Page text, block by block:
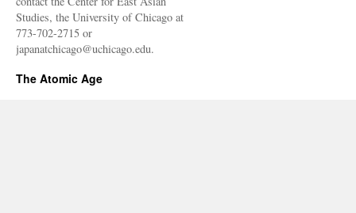
Studies, the University of Chicago at
773-702-2715 or
japanatchicago@uchicago.edu.
The Atomic Age